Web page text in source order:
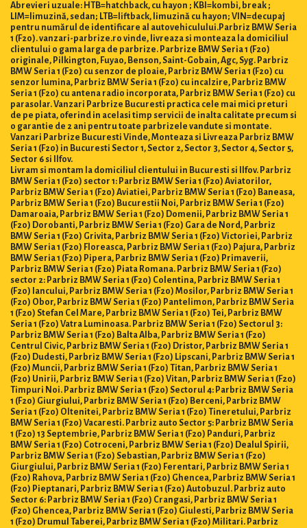
Abrevieri uzuale: HTB=hatchback, cu hayon ; KBI=kombi, break ;
LIM=limuzină, sedan; LTB=liftback, limuzină cu hayon; VIN=decupaj
pentru numărul de identificare al autovehiculului.Parbriz BMW Seria
1 (F20). vanzari-parbrize.ro vinde, livreaza si monteaza la domiciliul
clientului o gama larga de parbrize. Parbrize BMW Seria 1 (F20)
originale, Pilkington, Fuyao, Benson, Saint-Gobain, Agc, Syg. Parbriz
BMW Seria 1 (F20) cu senzor de ploaie, Parbriz BMW Seria 1 (F20) cu
senzor lumina, Parbriz BMW Seria 1 (F20) cu incalzire, Parbriz BMW
Seria 1 (F20) cu antena radio incorporata, Parbriz BMW Seria 1 (F20) cu
parasolar. Vanzari Parbrize Bucuresti practica cele mai mici preturi
de pe piata, oferind in acelasi timp servicii de inalta calitate precum si
o garantie de 2 ani pentru toate parbrizele vandute si montate.
Vanzari Parbrize Bucuresti Vinde, Monteaza si Livreaza Parbriz BMW
Seria 1 (F20) in Bucuresti Sector 1, Sector 2, Sector 3, Sector 4, Sector 5,
Sector 6 si Ilfov.
Livram si montam la domiciliul clientului in Bucuresti si Ilfov. Parbriz
BMW Seria 1 (F20) sector 1: Parbriz BMW Seria 1 (F20) Aviatorilor,
Parbriz BMW Seria 1 (F20) Aviatiei, Parbriz BMW Seria 1 (F20) Baneasa,
Parbriz BMW Seria 1 (F20) Bucurestii Noi, Parbriz BMW Seria 1 (F20)
Damaroaia, Parbriz BMW Seria 1 (F20) Domenii, Parbriz BMW Seria 1
(F20) Dorobanti, Parbriz BMW Seria 1 (F20) Gara de Nord, Parbriz
BMW Seria 1 (F20) Grivita, Parbriz BMW Seria 1 (F20) Victoriei, Parbriz
BMW Seria 1 (F20) Floreasca, Parbriz BMW Seria 1 (F20) Pajura, Parbriz
BMW Seria 1 (F20) Pipera, Parbriz BMW Seria 1 (F20) Primaverii,
Parbriz BMW Seria 1 (F20) Piata Romana. Parbriz BMW Seria 1 (F20)
sector 2: Parbriz BMW Seria 1 (F20) Colentina, Parbriz BMW Seria 1
(F20) Iancului, Parbriz BMW Seria 1 (F20) Mosilor, Parbriz BMW Seria 1
(F20) Obor, Parbriz BMW Seria 1 (F20) Pantelimon, Parbriz BMW Seria
1 (F20) Stefan Cel Mare, Parbriz BMW Seria 1 (F20) Tei, Parbriz BMW
Seria 1 (F20) Vatra Luminoasa. Parbriz BMW Seria 1 (F20) Sectorul 3:
Parbriz BMW Seria 1 (F20) Balta Alba, Parbriz BMW Seria 1 (F20)
Centrul Civic, Parbriz BMW Seria 1 (F20) Dristor, Parbriz BMW Seria 1
(F20) Dudesti, Parbriz BMW Seria 1 (F20) Lipscani, Parbriz BMW Seria 1
(F20) Muncii, Parbriz BMW Seria 1 (F20) Titan, Parbriz BMW Seria 1
(F20) Unirii, Parbriz BMW Seria 1 (F20) Vitan, Parbriz BMW Seria 1 (F20)
Timpuri Noi. Parbriz BMW Seria 1 (F20) Sectorul 4: Parbriz BMW Seria
1 (F20) Giurgiului, Parbriz BMW Seria 1 (F20) Berceni, Parbriz BMW
Seria 1 (F20) Oltenitei, Parbriz BMW Seria 1 (F20) Tineretului, Parbriz
BMW Seria 1 (F20) Vacaresti. Parbriz auto Sector 5: Parbriz BMW Seria
1 (F20) 13 Septembrie, Parbriz BMW Seria 1 (F20) Panduri, Parbriz
BMW Seria 1 (F20) Cotroceni, Parbriz BMW Seria 1 (F20) Dealul Spirii,
Parbriz BMW Seria 1 (F20) Sebastian, Parbriz BMW Seria 1 (F20)
Giurgiului, Parbriz BMW Seria 1 (F20) Ferentari, Parbriz BMW Seria 1
(F20) Rahova, Parbriz BMW Seria 1 (F20) Ghencea, Parbriz BMW Seria 1
(F20) Pieptanari, Parbriz BMW Seria 1 (F20) Autobuzul. Parbriz auto
Sector 6: Parbriz BMW Seria 1 (F20) Crangasi, Parbriz BMW Seria 1
(F20) Ghencea, Parbriz BMW Seria 1 (F20) Giulesti, Parbriz BMW Seria
1 (F20) Drumul Taberei, Parbriz BMW Seria 1 (F20) Militari. Parbriz